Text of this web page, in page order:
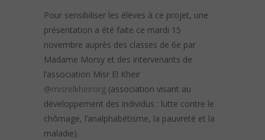
Pour sensibiliser les élèves à ce projet, une
présentation a été faite ce mardi 15
novembre auprès des classes de 6e par
Madame Morsy et des intervenants de
l’association Misr El Kheir
@misrelkheirorg (association visant au
développement des individus : lutte contre le
chômage, l’analphabétisme, la pauvreté et la
maladie).